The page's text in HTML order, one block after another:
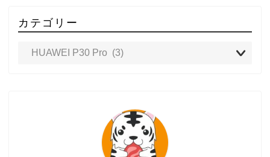
カテゴリー